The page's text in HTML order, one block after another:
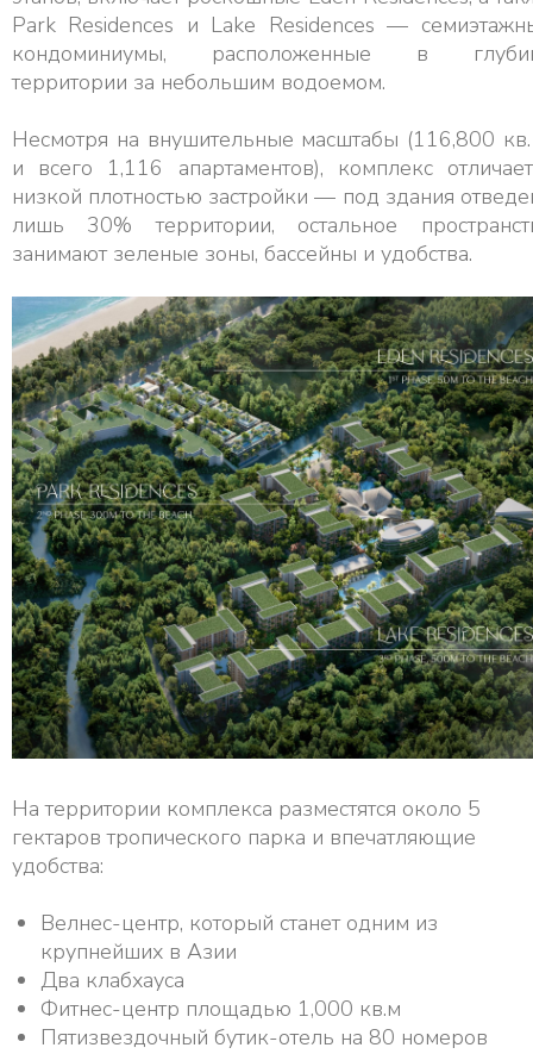
Park Residences и Lake Residences —
кондоминиумы, расположенные в
территории за небольшим водоемом.
Несмотря на внушительные масштабы (116,800
и всего 1,116 апартаментов), комплекс
низкой плотностью застройки — под здания
лишь 30% территории, остальное
занимают зеленые зоны, бассейны и удобства.
На территории комплекса разместятся около 5
гектаров тропического парка и впечатляющие
удобства:
Велнес-центр, который станет одним из
крупнейших в Азии
Два клабхауса
Фитнес-центр площадью 1,000 кв.м
Пятизвездочный бутик-отель на 80 номеров